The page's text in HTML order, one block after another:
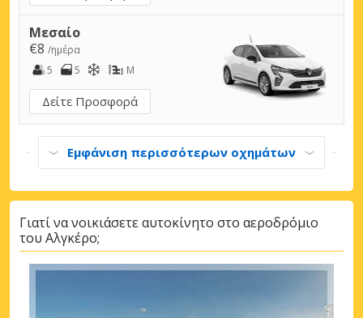
Μεσαίο
€8 /ημέρα
5
5 M
Δείτε Προσφορά
Εμφάνιση περισσότερων οχημάτων
Γιατί να νοικιάσετε αυτοκίνητο στο αεροδρόμιο
του Αλγκέρο;